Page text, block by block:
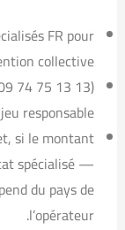
FR pour
collective ;
74 75 13 13)
responsable ;
si le montant
spécialisé —
du pays de
l’opérateur.